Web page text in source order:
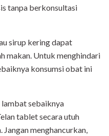
tanpa berkonsultasi
sirup kering dapat
makan. Untuk menghindari
konsumsi obat ini
sebaiknya
tablet secara utuh
Jangan menghancurkan,